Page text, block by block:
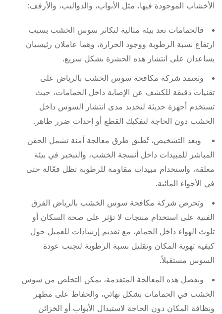
الأخشاب الموجودة فيها، مثل الأبواب، والدواليب، والأرفف:
فالحمامات تعد بيئة مثالية لتكاثر سوس الخشب بسبب
ارتفاع نسبة الرطوبة ووجود الحرارة، وهما عاملان رئيسيان
يساعدان على انتشار هذه الحشرة بشكل سريع.
وتعتمد شركة مكافحة سوس الخشب بالرياض على
تقنيات دقيقة للكشف عن الإصابة داخل الحمامات، حيث
تستخدم أجهزة حديثة لتحديد مدى انتشار السوس داخل
الخشب دون الحاجة لتفكيك القطع أو إحداث ضرر ظاهر.
وبعد التشخيص، تُطبق طرق معالجة آمنة تشمل الحقن
المباشر للمبيدات داخل أنسجة الخشب، والتبخير في بيئة
مغلقة، واستخدام مبيدات مقاومة للرطوبة تظل فعّالة حتى
في الأجواء المائية.
وتحرص شركة مكافحة سوس الخشب بالرياض الفرق
الفنية على استخدام منتجات لا تؤثر على صحة السكان أو
تلوث الهواء داخل الحمام، مع تقديم إرشادات للعميل حول
كيفية تهوية المكان وتقليل نسبة الرطوبة لتجنب عودة
السوس مستقبلاً.
وبفضل هذه المعالجة المتقدمة، يمكن التخلص من سوس
الخشب في الحمامات بشكل نهائي، والحفاظ على مظهر
ونظافة المكان دون الحاجة لاستبدال الأبواب أو الخزائن